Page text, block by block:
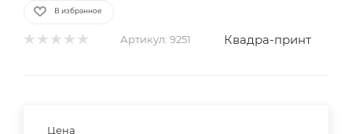
В избранное
Артикул: 9251 Квадра-принт
Цена